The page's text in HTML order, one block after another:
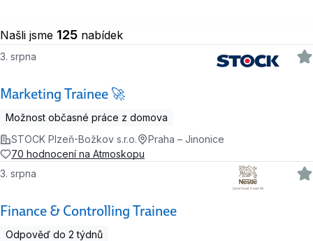
Našli jsme 125 nabídek
Marketing Trainee 🚀
3. srpna
Možnost občasné práce z domova
STOCK Plzeň-Božkov s.r.o.
Praha – Jinonice
70 hodnocení na Atmoskopu
Finance & Controlling Trainee
3. srpna
Odpověď do 2 týdnů